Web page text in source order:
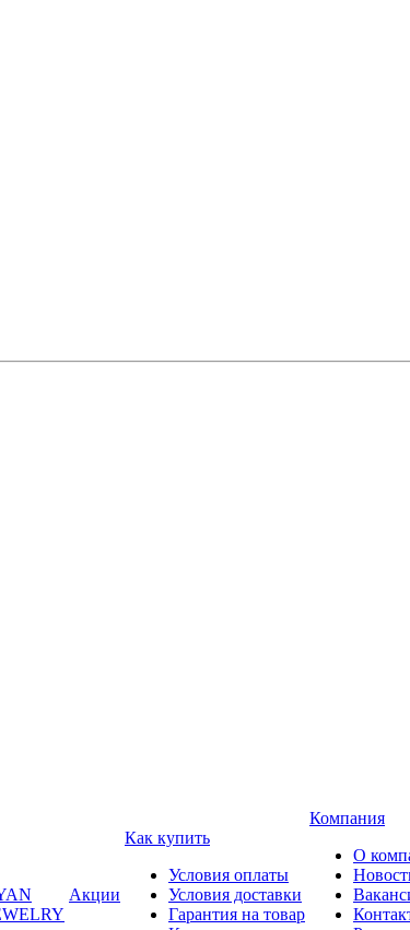
Акции
Как купить
Условия оплаты
Условия доставки
Гарантия на товар
Компания
О